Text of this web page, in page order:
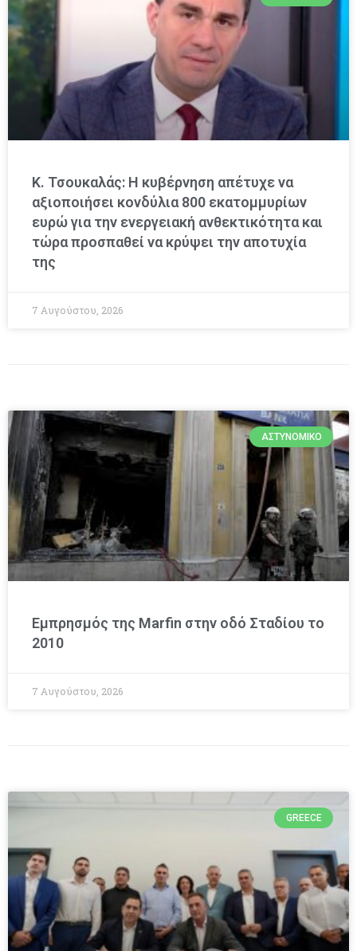
Κ. Τσουκαλάς: Η κυβέρνηση απέτυχε να
αξιοποιήσει κονδύλια 800 εκατομμυρίων
ευρώ για την ενεργειακή ανθεκτικότητα και
τώρα προσπαθεί να κρύψει την αποτυχία
της
7 Αυγούστου, 2026
ΑΣΤΥΝΟΜΙΚΌ
Εμπρησμός της Marfin στην οδό Σταδίου το
2010
7 Αυγούστου, 2026
GREECE